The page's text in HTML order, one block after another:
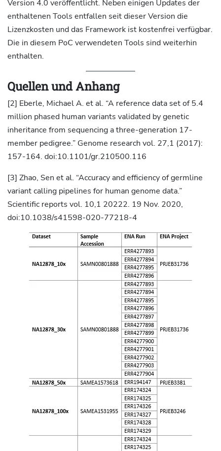
Version 4.0 veröffentlicht. Neben einigen Updates der
enthaltenen Tools entfallen seit dieser Version die
Lizenzkosten und das Framework ist kostenfrei verfügbar.
Die in diesem PoC verwendeten Tools sind weiterhin
enthalten.
Quellen und Anhang
[2] Eberle, Michael A. et al. “A reference data set of 5.4
million phased human variants validated by genetic
inheritance from sequencing a three-generation 17-
member pedigree.” Genome research vol. 27,1 (2017):
157-164. doi:10.1101/gr.210500.116
[3] Zhao, Sen et al. “Accuracy and efficiency of germline
variant calling pipelines for human genome data.”
Scientific reports vol. 10,1 20222. 19 Nov. 2020,
doi:10.1038/s41598-020-77218-4